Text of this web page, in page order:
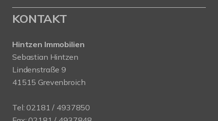
KONTAKT
Hintzen Immobilien
Sebastian Hintzen
Lindenstraße 9
41515 Grevenbroich
Tel:02181 / 4937850